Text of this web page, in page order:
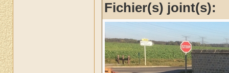
Fichier(s) joint(s):